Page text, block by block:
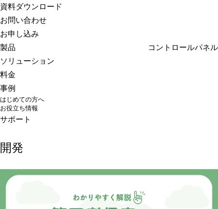
さくらのクラウド
資料ダウンロード
お問い合わせ
お申し込み
製品
ソリューション
料金
事例
はじめての方へ
お役立ち情報
サポート
コントロールパネル
開発